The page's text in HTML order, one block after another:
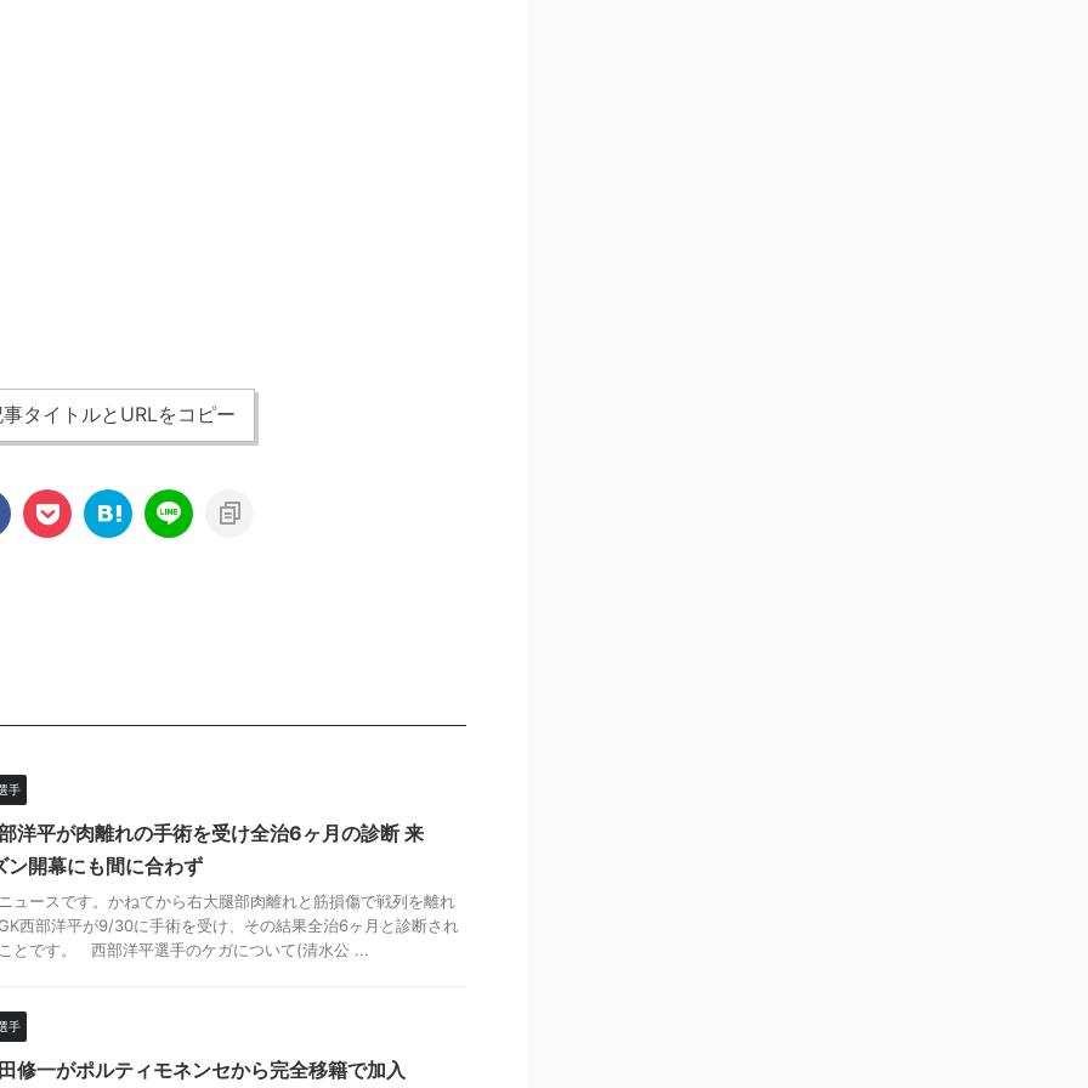
タイトルとURLをコピー
手
洋平が肉離れの手術を受け全治6ヶ月の診断 来
ン開幕にも間に合わず
ュースです。かねてから右大腿部肉離れと筋損傷で戦列を離れ
西部洋平が9/30に手術を受け、その結果全治6ヶ月と診断され
とです。 西部洋平選手のケガについて(清水公 ...
手
修一がポルティモネンセから完全移籍で加入